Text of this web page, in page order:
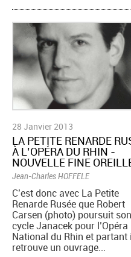
28 Janvier 2013
LA PETITE RENARDE
À L’OPÉRA DU RHIN -
NOUVELLE FINE
Jean-Charles HOFFELE
C’est donc avec La Petite
Renarde Rusée que Robert
Carsen (photo) poursuit son
cycle Janacek pour l’Opéra
National du Rhin et partant
retrouve un ouvrage...